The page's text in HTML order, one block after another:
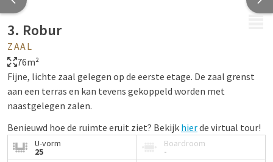
3. Robur
ZAAL
76m²
Fijne, lichte zaal gelegen op de eerste etage. De zaal grenst
aan een terras en kan tevens gekoppeld worden met
naastgelegen zalen.
Benieuwd hoe de ruimte eruit ziet? Bekijk hierde virtual tour!
U-vorm
25
Boardroom
-